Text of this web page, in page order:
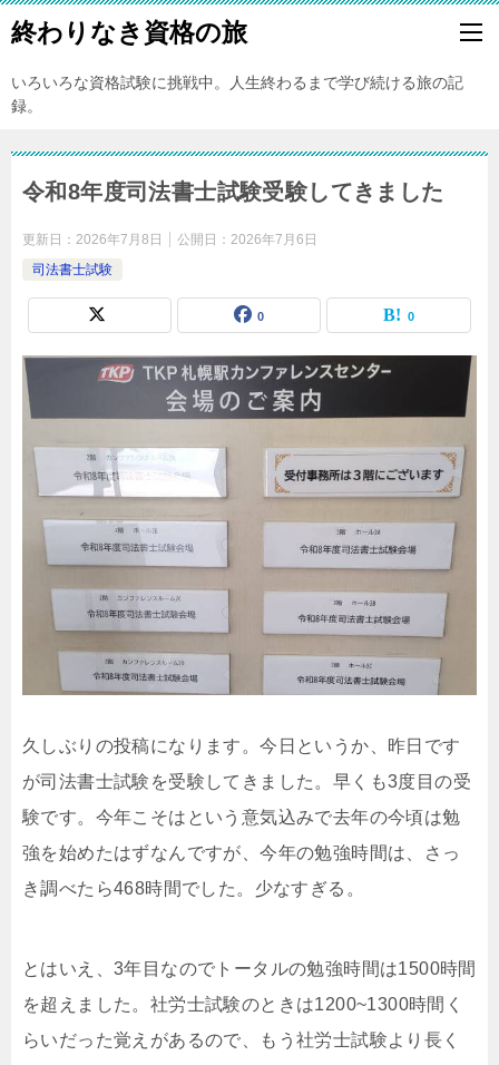
終わりなき資格の旅
いろいろな資格試験に挑戦中。人生終わるまで学び続ける旅の記
録。
令和8年度司法書士試験受験してきました
更新日： 2026年7月8日 公開日： 2026年7月6日
司法書士試験
0 0
久しぶりの投稿になります。今日というか、昨日です
が司法書士試験を受験してきました。早くも3度目の受
験です。今年こそはという意気込みで去年の今頃は勉
強を始めたはずなんですが、今年の勉強時間は、さっ
き調べたら468時間でした。少なすぎる。
とはいえ、3年目なのでトータルの勉強時間は1500時間
を超えました。社労士試験のときは1200~1300時間く
らいだった覚えがあるので、もう社労士試験より長く